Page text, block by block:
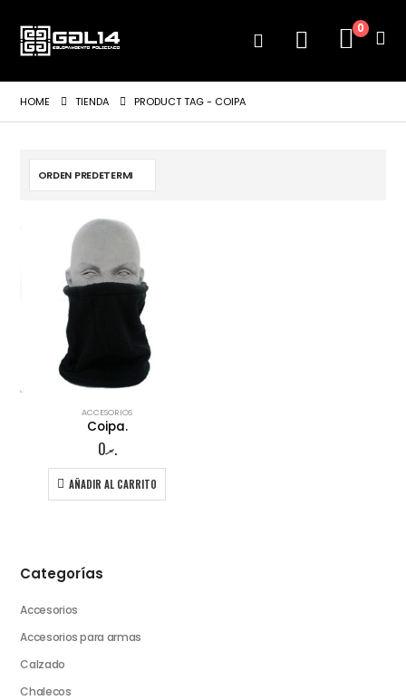
0
HOME TIENDA PRODUCT TAG - COIPA
ACCESORIOS
Coipa.
.ރ0
AÑADIR AL CARRITO
Categorías
Accesorios
Accesorios para armas
Calzado
Chalecos